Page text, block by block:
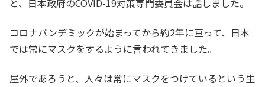
コロナパンデミックが始まってから約2年に亘って、日本
では常にマスクをするように言われてきました。
屋外であろうと、人々は常にマスクをつけているという生